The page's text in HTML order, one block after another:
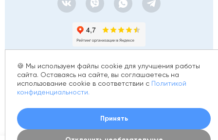
© 2012 - 2026 golfstim.ru
ОГРН 304370234902057
🍪 Мы используем файлы cookie для улучшения работы
сайта. Оставаясь на сайте, вы соглашаетесь на
использование cookie в соответствии с Политикой
конфиденциальности.
Принять